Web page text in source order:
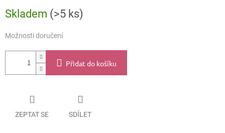
cena:
Skladem (>5 ks)
Možnosti doručení
Přidat do košíku
ZEPTAT SE SDÍLET